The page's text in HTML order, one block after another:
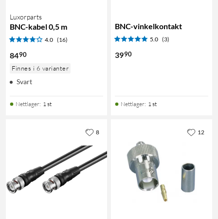
Luxorparts
BNC-kabel 0,5 m
4.0 (16)
8490
Finnes i 6 varianter
Svart
Nettlager: 1 st
BNC-vinkelkontakt
5.0 (3)
3990
Nettlager: 1 st
8 12